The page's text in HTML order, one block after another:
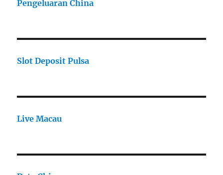
Pengeluaran China
Slot Deposit Pulsa
Live Macau